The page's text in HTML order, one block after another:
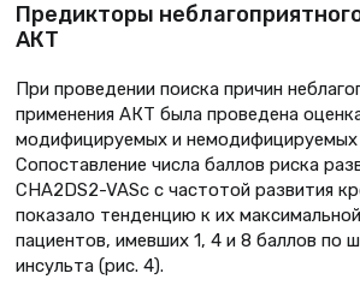
Предикторы
АКТ
При проведении поиска причин
применения АКТ была проведена
модифицируемых и
Сопоставление числа баллов риска
CHA2DS2-VASc с частотой развития
показало тенденцию к их
пациентов, имевших 1, 4 и 8 баллов по
инсульта (рис. 4).